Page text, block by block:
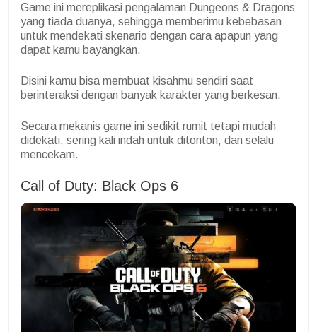
Game ini mereplikasi pengalaman Dungeons & Dragons
yang tiada duanya, sehingga memberimu kebebasan
untuk mendekati skenario dengan cara apapun yang
dapat kamu bayangkan.
Disini kamu bisa membuat kisahmu sendiri saat
berinteraksi dengan banyak karakter yang berkesan.
Secara mekanis game ini sedikit rumit tetapi mudah
didekati, sering kali indah untuk ditonton, dan selalu
mencekam.
Call of Duty: Black Ops 6